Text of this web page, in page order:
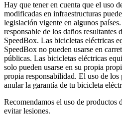
Hay que tener en cuenta que el uso
modificadas en infraestructuras
legislación vigente en algunos
responsable de los daños resultantes
SpeedBox. Las bicicletas eléctricas
SpeedBox no pueden usarse en
públicas. Las bicicletas eléctricas
solo pueden usarse en su propia
propia responsabilidad. El uso de
anular la garantía de tu bicicleta
Recomendamos el uso de productos
evitar lesiones.